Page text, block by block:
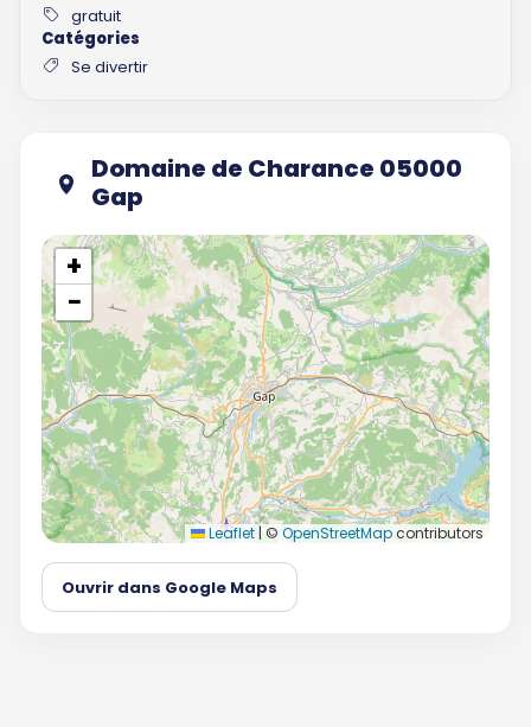
gratuit
Catégories
Se divertir
Domaine de Charance 05000
Gap
+
−
Leaflet | © OpenStreetMapcontributors
Ouvrir dans Google Maps